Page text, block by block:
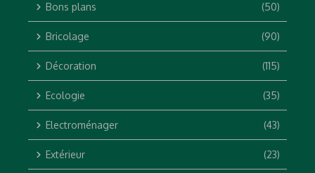
Bons plans (50)
Bricolage (90)
Décoration (115)
Ecologie (35)
Electroménager (43)
Extérieur (23)